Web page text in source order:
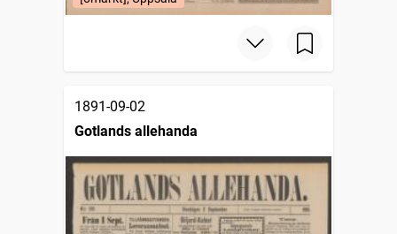
1891-09-02
Gotlands allehanda